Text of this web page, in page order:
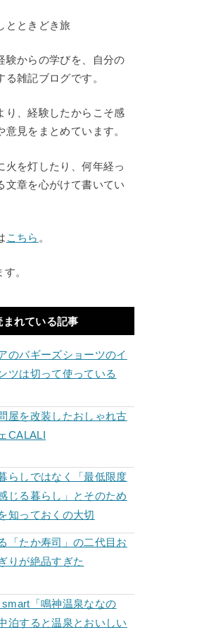
とときどき旅
験からの学びを、自分の
雑記ブログです。
り、経験したからこそ感
意見をまとめています。
火を灯したり、何年経っ
文章を心がけて書いてい
こちら 。
。
れている記事
のバギーズショーツのイ
ツは切って使っている
屋を改装したおしゃれ古
CALALI
らしではなく「最低限度
じる暮らし」とそのため
知っておくの大切
「たか寿司」の二代目お
りが絶品すぎた
smart「鳴神温泉ななの
泊すると温泉とおいしい